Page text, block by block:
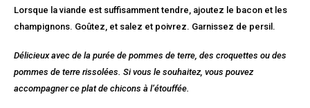
Lorsque la viande est suffisamment tendre, ajoutez le bacon et les
champignons. Goûtez, et salez et poivrez. Garnissez de persil.
Délicieux avec de la purée de pommes de terre, des croquettes ou des
pommes de terre rissolées. Si vous le souhaitez, vous pouvez
accompagner ce plat de chicons à l’étouffée.